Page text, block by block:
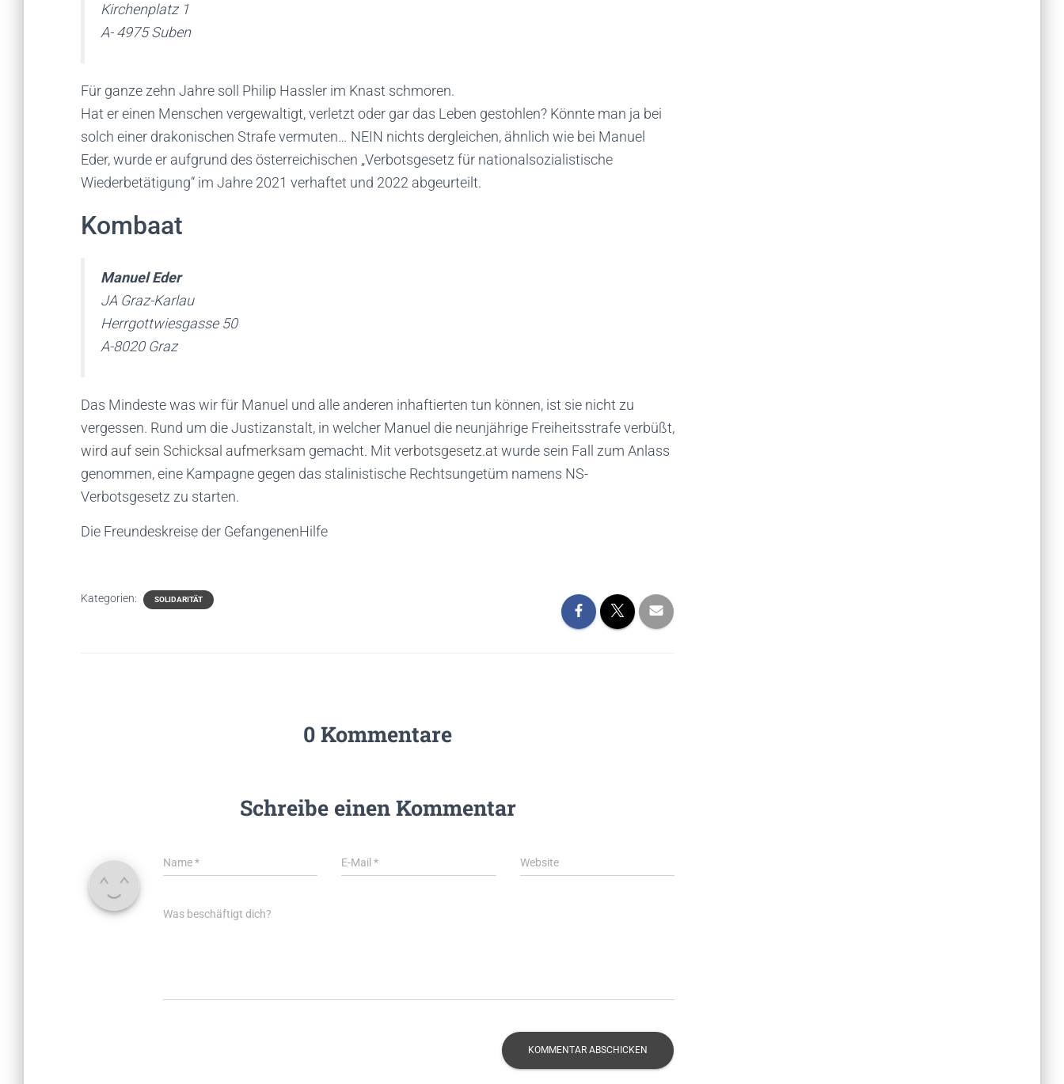
Kirchenplatz 1
A- 4975 Suben
Für ganze zehn Jahre soll Philip Hassler im Knast schmoren.
Hat er einen Menschen vergewaltigt, verletzt oder gar das Leben gestohlen? Könnte man ja bei
solch einer drakonischen Strafe vermuten… NEIN nichts dergleichen, ähnlich wie bei Manuel
Eder, wurde er aufgrund des österreichischen „Verbotsgesetz für nationalsozialistische
Wiederbetätigung“ im Jahre 2021 verhaftet und 2022 abgeurteilt.
Kombaat
Manuel Eder
JA Graz-Karlau
Herrgottwiesgasse 50
A-8020 Graz
Das Mindeste was wir für Manuel und alle anderen inhaftierten tun können, ist sie nicht zu
vergessen. Rund um die Justizanstalt, in welcher Manuel die neunjährige Freiheitsstrafe verbüßt,
wird auf sein Schicksal aufmerksam gemacht. Mit verbotsgesetz.at wurde sein Fall zum Anlass
genommen, eine Kampagne gegen das stalinistische Rechtsungetüm namens NS-
Verbotsgesetz zu starten.
Die Freundeskreise der GefangenenHilfe
Kategorien: SOLIDARITÄT
0 Kommentare
Schreibe einen Kommentar
Name* E-Mail* Website
Was beschäftigt dich?